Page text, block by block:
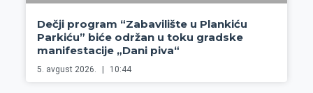
Dečji program “Zabavilište u Plankiću
Parkiću” biće održan u toku gradske
manifestacije „Dani piva“
5. avgust 2026. 10:44